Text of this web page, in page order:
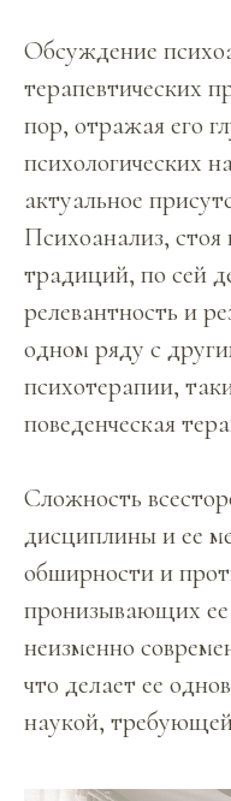
Обсуждение
терапевтических
пор, отражая его
психологических
актуальное
Психоанализ, стоя
традиций, по сей
релевантность и
одном ряду с
психотерапии,
поведенческая
Сложность
дисциплины и ее
обширности и
пронизывающих
неизменно
что делает ее
наукой,